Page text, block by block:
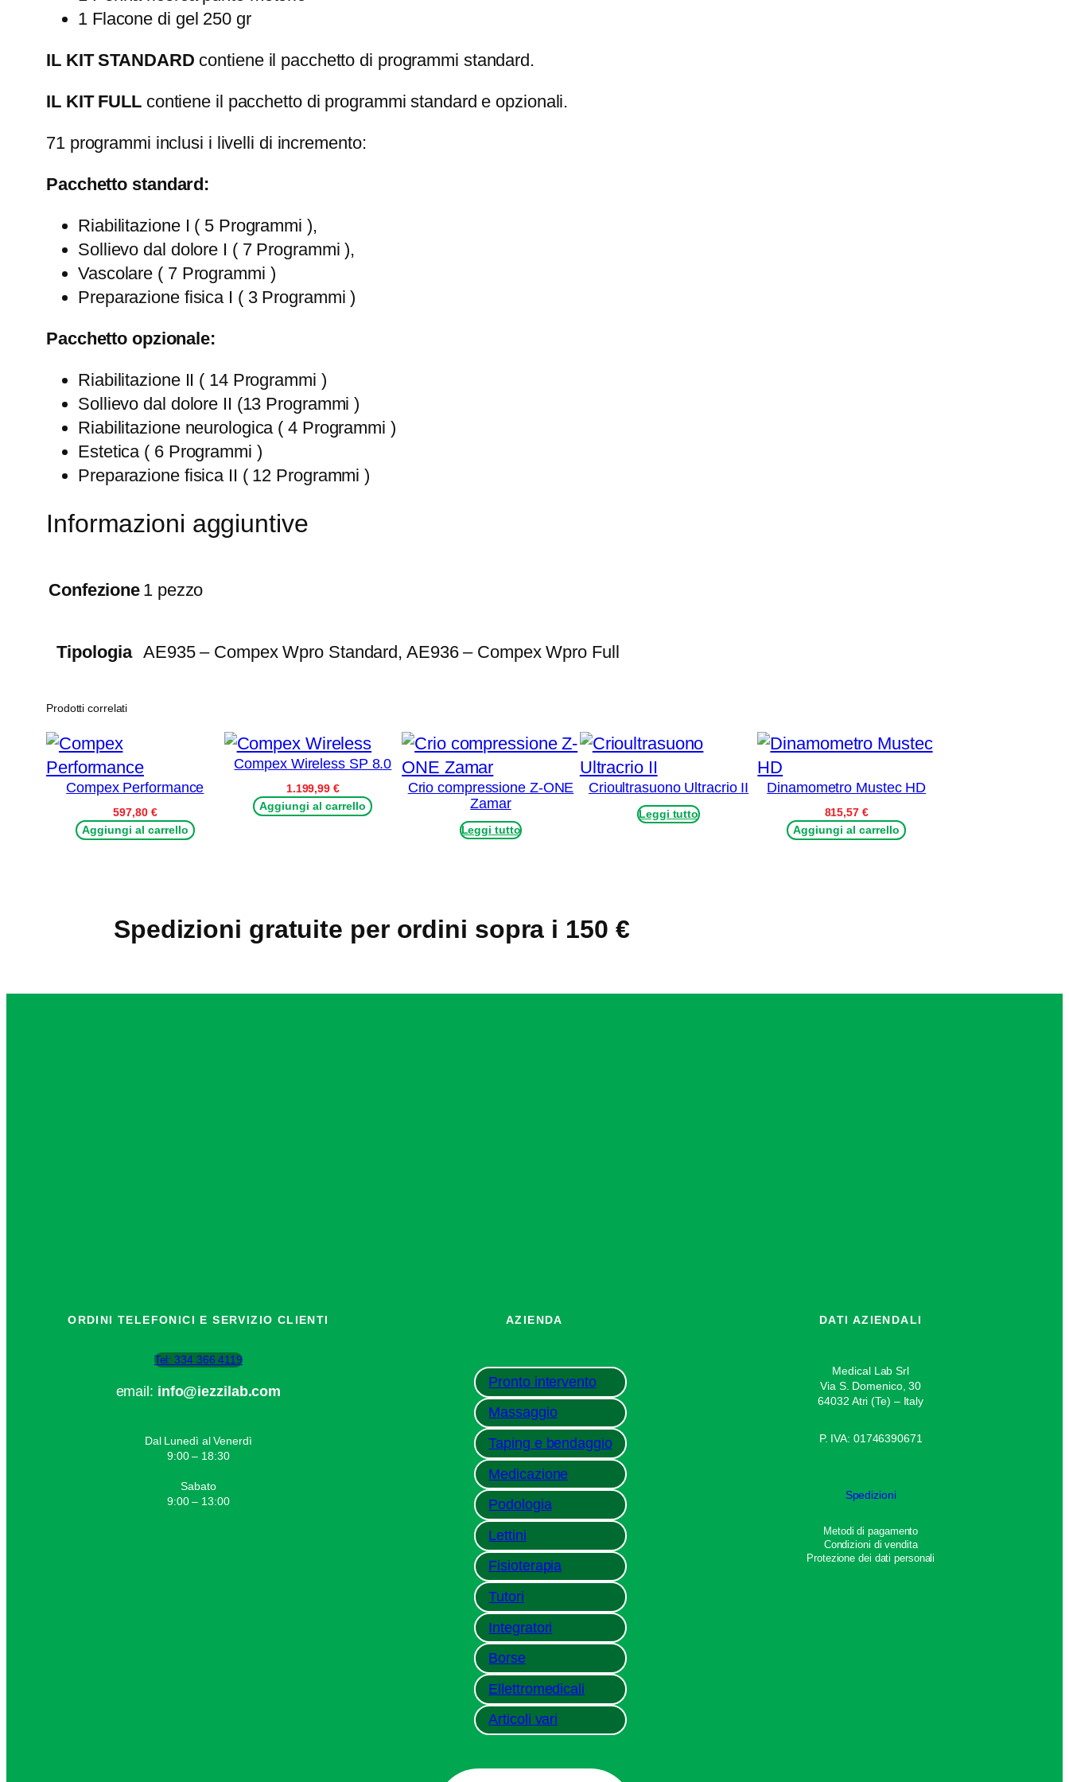
t
t
1 Flacone di gel 250 gr
IL KIT STANDARD contiene il pacchetto di programmi standard.
IL KIT FULLcontiene il pacchetto di programmi standard e opzionali.
71 programmi inclusi i livelli di incremento:
Pacchetto standard:
Riabilitazione I ( 5 Programmi ),
Sollievo dal dolore I ( 7 Programmi ),
Vascolare ( 7 Programmi )
Preparazione fisica I ( 3 Programmi )
Pacchetto opzionale:
Riabilitazione II ( 14 Programmi )
Sollievo dal dolore II (13 Programmi )
Riabilitazione neurologica ( 4 Programmi )
Estetica ( 6 Programmi )
Preparazione fisica II ( 12 Programmi )
Informazioni aggiuntive
Confezione 1 pezzo
Tipologia AE935 – Compex Wpro Standard, AE936 – Compex Wpro Full
Prodotti correlati
Compex Performance
597,80 €
Aggiungi al carrello
Compex Wireless SP 8.0
1.199,99 €
Aggiungi al carrello
Crio compressione Z-ONE
Zamar
Leggi tutto
Crioultrasuono Ultracrio II
Leggi tutto
Dinamometro Mustec HD
815,57 €
Aggiungi al carrello
Spedizioni gratuite per ordini sopra i 150 €
ORDINI TELEFONICI E SERVIZIO CLIENTI
Tel: 334 366 4119
email: info@iezzilab.com
Dal Lunedì al Venerdì
9:00 – 18:30
Sabato
9:00 – 13:00
AZIENDA
Pronto intervento
Massaggio
Taping e bendaggio
Medicazione
Podologia
Lettini
Fisioterapia
Tutori
Integratori
Borse
Ellettromedicali
Articoli vari
DATI AZIENDALI
Medical Lab Srl
Via S. Domenico, 30
64032 Atri (Te) – Italy
P. IVA: 01746390671
Spedizioni
Metodi di pagamento
Condizioni di vendita
Protezione dei dati personali